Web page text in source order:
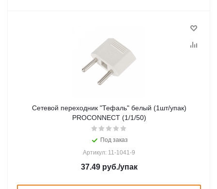
Сетевой переходник "Тефаль" белый (1шт/упак)
PROCONNECT (1/1/50)
Под заказ
Артикул: 11-1041-9
37.49руб./упак